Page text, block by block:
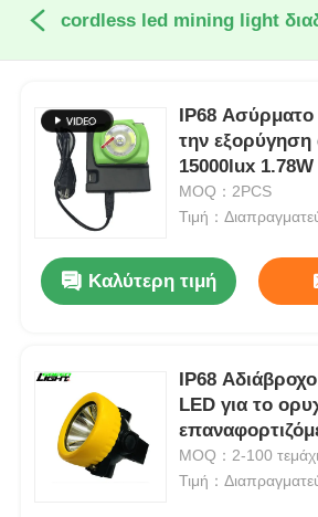
IP68
την εξορύγηση
15000lux 1.78W
MOQ：2PCS
Τιμή：
Καλύτερη τιμή
IP68
LED για το
ασφαλείας για
MOQ：2-100
Τιμή：